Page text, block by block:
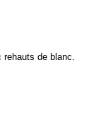
rehauts de blanc.